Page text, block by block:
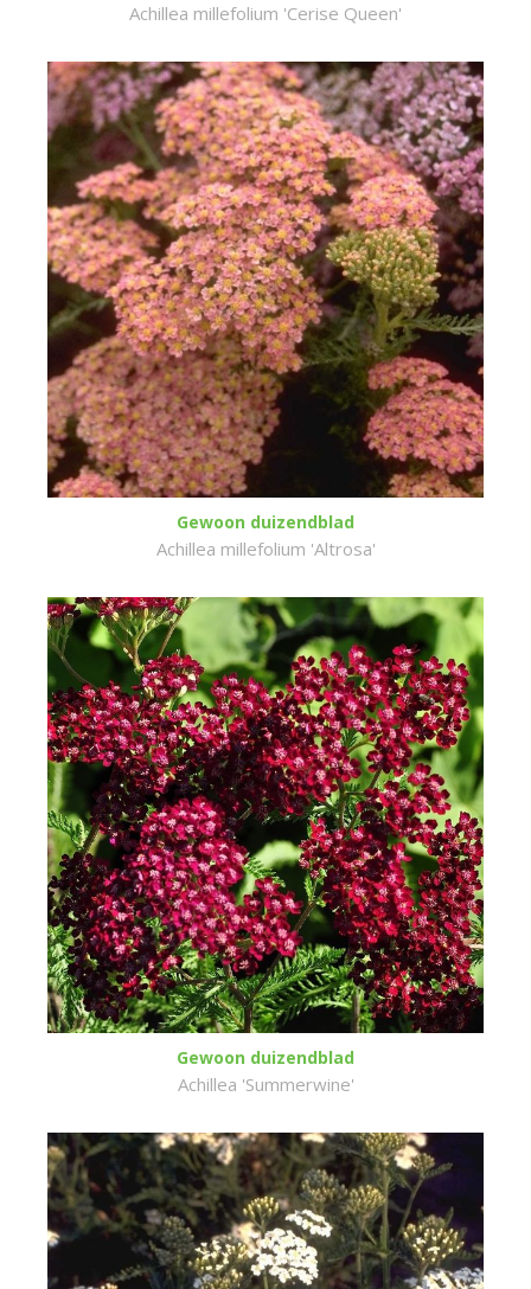
Achillea millefolium 'Cerise Queen'
Gewoon duizendblad
Achillea millefolium 'Altrosa'
Gewoon duizendblad
Achillea 'Summerwine'